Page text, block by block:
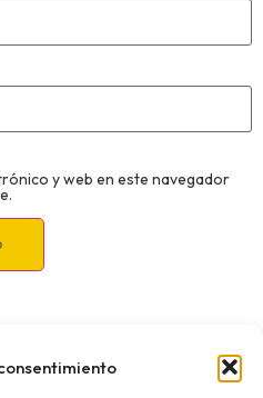
y web en este navegador